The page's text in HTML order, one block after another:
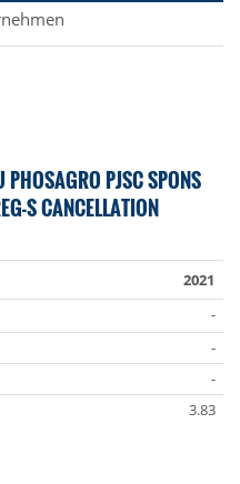
PJSC SPONS
S CANCELLATION
2021
-
-
-
3.83